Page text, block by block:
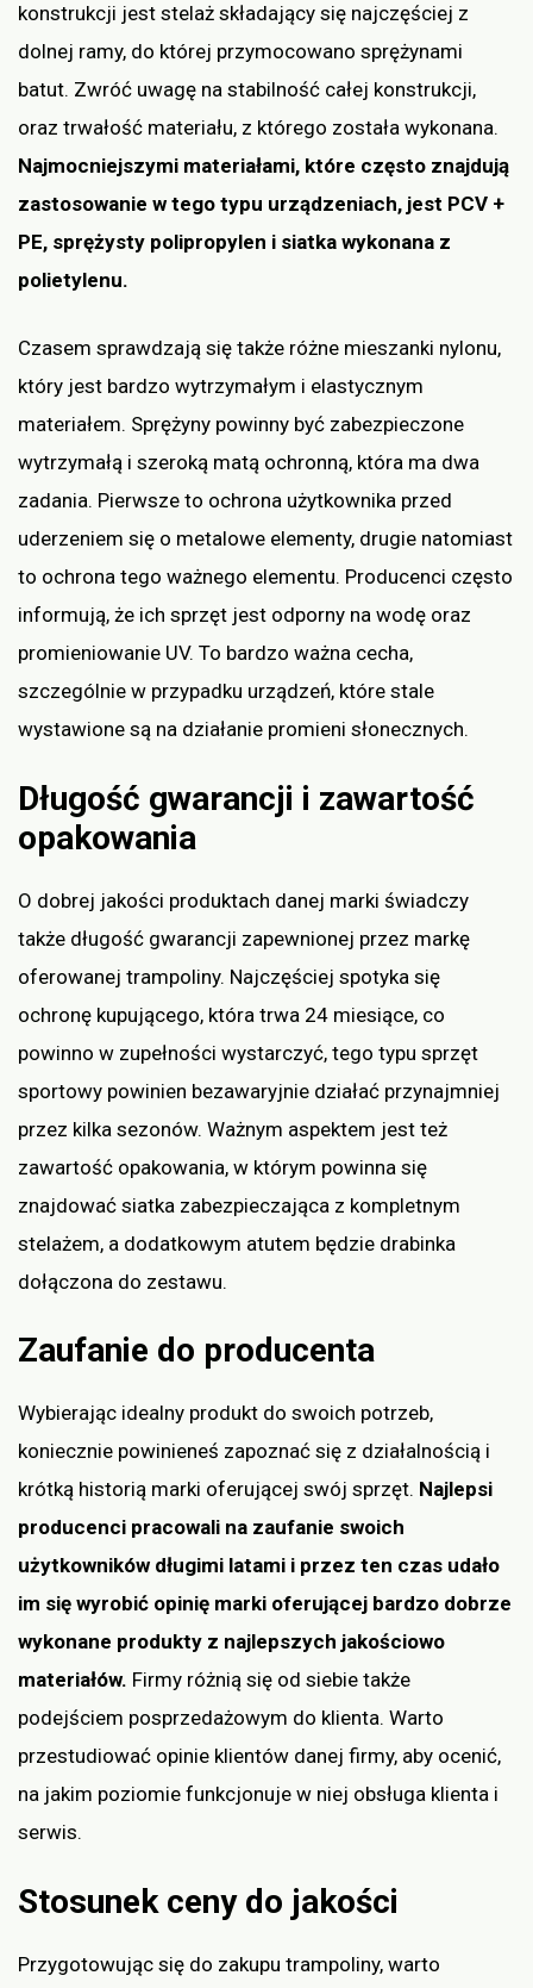
konstrukcji jest stelaż składający się najczęściej z
dolnej ramy, do której przymocowano sprężynami
batut. Zwróć uwagę na stabilność całej konstrukcji,
oraz trwałość materiału, z którego została wykonana.
Najmocniejszymi materiałami, które często znajdują
zastosowanie w tego typu urządzeniach, jest PCV +
PE, sprężysty polipropylen i siatka wykonana z
polietylenu.
Czasem sprawdzają się także różne mieszanki nylonu,
który jest bardzo wytrzymałym i elastycznym
materiałem. Sprężyny powinny być zabezpieczone
wytrzymałą i szeroką matą ochronną, która ma dwa
zadania. Pierwsze to ochrona użytkownika przed
uderzeniem się o metalowe elementy, drugie natomiast
to ochrona tego ważnego elementu. Producenci często
informują, że ich sprzęt jest odporny na wodę oraz
promieniowanie UV. To bardzo ważna cecha,
szczególnie w przypadku urządzeń, które stale
wystawione są na działanie promieni słonecznych.
Długość gwarancji i zawartość
opakowania
O dobrej jakości produktach danej marki świadczy
także długość gwarancji zapewnionej przez markę
oferowanej trampoliny. Najczęściej spotyka się
ochronę kupującego, która trwa 24 miesiące, co
powinno w zupełności wystarczyć, tego typu sprzęt
sportowy powinien bezawaryjnie działać przynajmniej
przez kilka sezonów. Ważnym aspektem jest też
zawartość opakowania, w którym powinna się
znajdować siatka zabezpieczająca z kompletnym
stelażem, a dodatkowym atutem będzie drabinka
dołączona do zestawu.
Zaufanie do producenta
Wybierając idealny produkt do swoich potrzeb,
koniecznie powinieneś zapoznać się z działalnością i
krótką historią marki oferującej swój sprzęt. Najlepsi
producenci pracowali na zaufanie swoich
użytkowników długimi latami i przez ten czas udało
im się wyrobić opinię marki oferującej bardzo dobrze
wykonane produkty z najlepszych jakościowo
materiałów. Firmy różnią się od siebie także
podejściem posprzedażowym do klienta. Warto
przestudiować opinie klientów danej firmy, aby ocenić,
na jakim poziomie funkcjonuje w niej obsługa klienta i
serwis.
Stosunek ceny do jakości
Przygotowując się do zakupu trampoliny, warto